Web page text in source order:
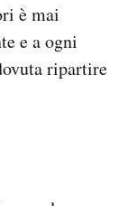
è mai
e a ogni
ripartire